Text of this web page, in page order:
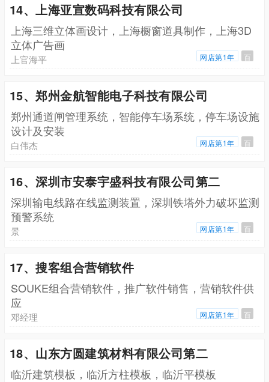
14、上海亚宣数码科技有限公司
上海三维立体画设计，上海橱窗道具制作，上海3D
立体广告画
上官海平 网店第1年 百
15、郑州金航智能电子科技有限公司
郑州通道闸管理系统，智能停车场系统，停车场设施
设计及安装
白伟杰 网店第1年 百
16、深圳市安泰宇盛科技有限公司第二
深圳输电线路在线监测装置，深圳铁塔外力破坏监测
预警系统
景 网店第1年 百
17、搜客组合营销软件
SOUKE组合营销软件，推广软件销售，营销软件供
应
邓经理 网店第1年 百
18、山东方圆建筑材料有限公司第二
临沂建筑模板，临沂方柱模板，临沂平模板